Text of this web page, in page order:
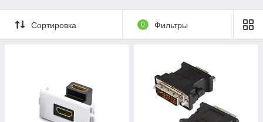
Сортировка 0 Фильтры